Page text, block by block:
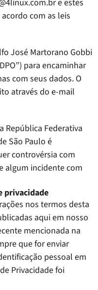
e estes
com as leis
José Martorano Gobbi
para encaminhar
com seus dados. O
através do e-mail
República Federativa
São Paulo é
controvérsia com
algum incidente com
privacidade
nos termos desta
aqui em nosso
mencionada na
que for enviar
pessoal em
Privacidade foi